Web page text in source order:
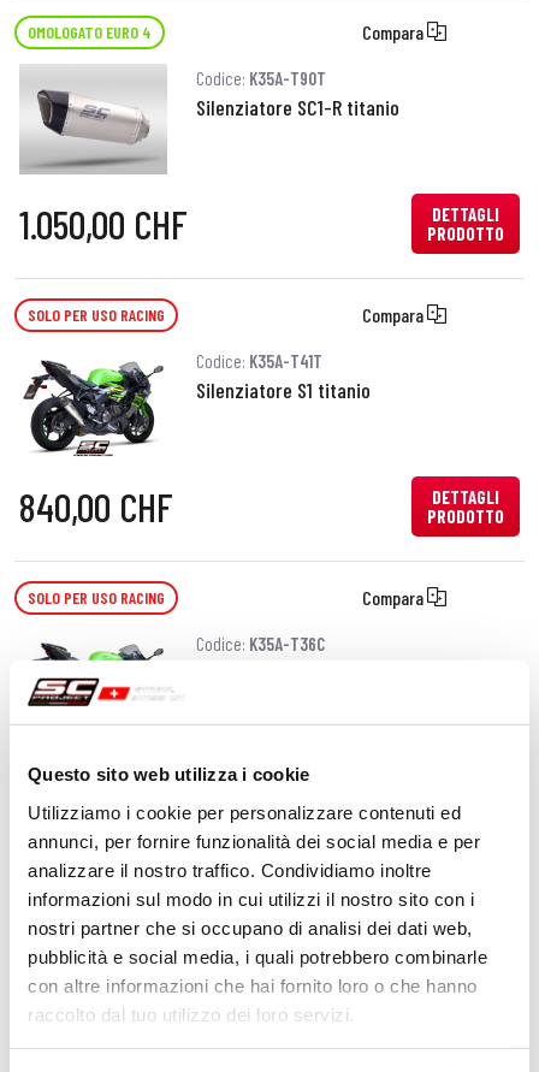
Questo sito web utilizza i cookie
Utilizziamo i cookie per personalizzare contenuti ed
annunci, per fornire funzionalità dei social media e per
analizzare il nostro traffico. Condividiamo inoltre
informazioni sul modo in cui utilizzi il nostro sito con i
nostri partner che si occupano di analisi dei dati web,
pubblicità e social media, i quali potrebbero combinarle
con altre informazioni che hai fornito loro o che hanno
raccolto dal tuo utilizzo dei loro servizi.
OMOLOGATO EURO 4 Compara
Codice: K35A-T90T
Silenziatore SC1-R titanio
1.050,00 CHF
DETTAGLI
PRODOTTO
SOLO PER USO RACING Compara
Codice: K35A-T41T
Silenziatore S1 titanio
840,00 CHF
DETTAGLI
PRODOTTO
SOLO PER USO RACING Compara
Codice: K35A-T36C
840,00 CHF
SOLO PER USO RACING Compara
Codice:K35A-T36T
Silenziatore CR-T titanio